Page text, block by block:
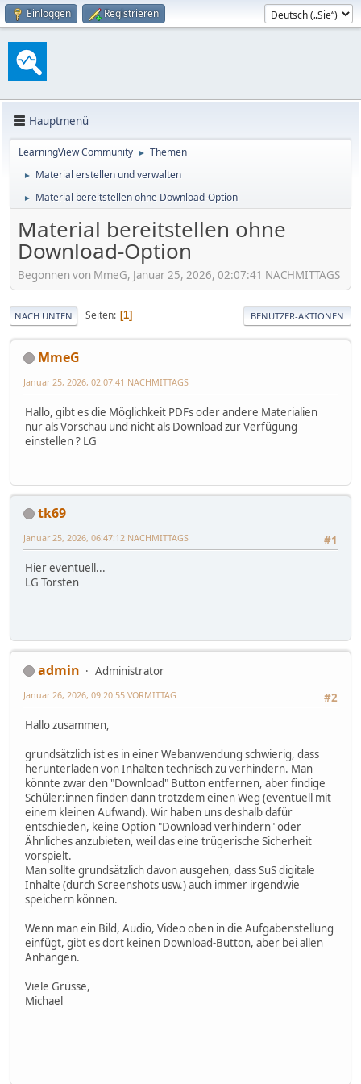
Einloggen Registrieren
Hauptmenü
LearningView Community ► Themen
► Material erstellen und verwalten
► Material bereitstellen ohne Download-Option
Material bereitstellen ohne
Download-Option
Begonnen von MmeG, Januar 25, 2026, 02:07:41 NACHMITTAGS
NACH UNTEN Seiten 1 BENUTZER-AKTIONEN
MmeG
Januar 25, 2026, 02:07:41 NACHMITTAGS
Hallo, gibt es die Möglichkeit PDFs oder andere Materialien
nur als Vorschau und nicht als Download zur Verfügung
einstellen ? LG
tk69
#1
Januar 25, 2026, 06:47:12 NACHMITTAGS
Hier eventuell...
LG Torsten
admin
Administrator
#2
Januar 26, 2026, 09:20:55 VORMITTAG
Hallo zusammen,
grundsätzlich ist es in einer Webanwendung schwierig, dass
herunterladen von Inhalten technisch zu verhindern. Man
könnte zwar den "Download" Button entfernen, aber findige
Schüler:innen finden dann trotzdem einen Weg (eventuell mit
einem kleinen Aufwand). Wir haben uns deshalb dafür
entschieden, keine Option "Download verhindern" oder
Ähnliches anzubieten, weil das eine trügerische Sicherheit
vorspielt.
Man sollte grundsätzlich davon ausgehen, dass SuS digitale
Inhalte (durch Screenshots usw.) auch immer irgendwie
speichern können.
Wenn man ein Bild, Audio, Video oben in die Aufgabenstellung
einfügt, gibt es dort keinen Download-Button, aber bei allen
Anhängen.
Viele Grüsse,
Michael